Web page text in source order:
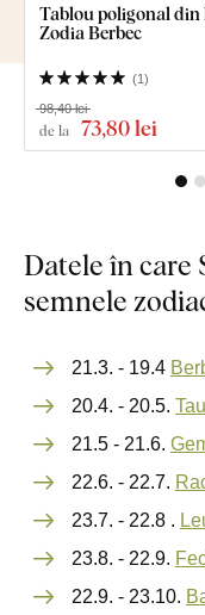
Tablou poligonal din
Zodia Berbec
(1)
de la 73,80 lei
98,40 lei
Datele în care
semnele
21.3. - 19.4
20.4. - 20.5.
21.5 - 21.6.
22.6. - 22.7.
23.7. - 22.8 .
23.8. - 22.9.
22.9. - 23.10.